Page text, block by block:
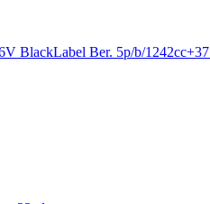
BlackLabel Ber. 5p/b/1242cc+37